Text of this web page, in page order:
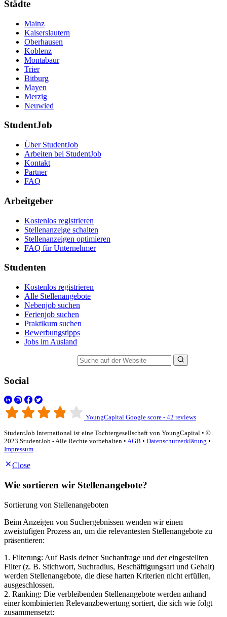
Städte
Mainz
Kaiserslautern
Oberhausen
Koblenz
Montabaur
Trier
Bitburg
Mayen
Merzig
Neuwied
StudentJob
Über StudentJob
Arbeiten bei StudentJob
Kontakt
Partner
FAQ
Arbeitgeber
Kostenlos registrieren
Stellenanzeige schalten
Stellenanzeigen optimieren
FAQ für Unternehmer
Studenten
Kostenlos registrieren
Alle Stellenangebote
Nebenjob suchen
Ferienjob suchen
Praktikum suchen
Bewerbungstipps
Jobs im Ausland
Social
YoungCapital Google score - 42 reviews
StudentJob International ist eine Tochtergesellschaft von YoungCapital • ©
2023 StudentJob - Alle Rechte vorbehalten • AGB • Datenschutzerklärung •
Impressum
Close
Wie sortieren wir Stellenangebote?
Sortierung von Stellenangeboten
Beim Anzeigen von Suchergebnissen wenden wir einen
zweistufigen Prozess an, um die relevantesten Stellenangebote zu
präsentieren:
1. Filterung: Auf Basis deiner Suchanfrage und der eingestellten
Filter (z. B. Stichwort, Suchradius, Beschäftigungsart und Gehalt)
werden Stellenangebote, die diese harten Kriterien nicht erfüllen,
ausgeschlossen.
2. Ranking: Die verbleibenden Stellenangebote werden anhand
einer kombinierten Relevanzbewertung sortiert, die sich wie folgt
zusammensetzt: